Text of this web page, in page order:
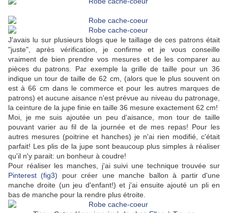
J'avais lu sur plusieurs blogs que le taillage de ces patrons était
"juste", après vérification, je confirme et je vous conseille
vraiment de bien prendre vos mesures et de les comparer au
pièces du patrons. Par exemple la grille de taille pour un 36
indique un tour de taille de 62 cm, (alors que le plus souvent on
est à 66 cm dans le commerce et pour les autres marques de
patrons) et aucune aisance n'est prévue au niveau du patronage,
la ceinture de la jupe finie en taille 36 mesure exactement 62 cm!
Moi, je me suis ajoutée un peu d'aisance, mon tour de taille
pouvant varier au fil de la journée et de mes repas! Pour les
autres mesures (poitrine et hanches) je n'ai rien modifié, c'était
parfait! Les plis de la jupe sont beaucoup plus simples à réaliser
qu'il n'y parait: un bonheur à coudre!
Pour réaliser les manches, j'ai suivi une technique trouvée sur
Pinterest (fig3) pour créer une manche ballon à partir d'une
manche droite (un jeu d'enfant!) et j'ai ensuite ajouté un pli en
bas de manche pour la rendre plus étroite.